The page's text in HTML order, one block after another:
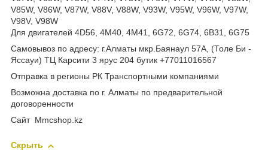
V85W, V86W, V87W, V88V, V88W, V93W, V95W, V96W, V97W,
V98V, V98W
Для двигателей 4D56, 4M40, 4M41, 6G72, 6G74, 6B31, 6G75
Самовывоз по адресу: г.Алматы мкр.Баянаул 57А, (Толе Би -
Яссауи) ТЦ Карсити 3 ярус 204 бутик +77011016567
Отправка в регионы РК Транспортными компаниями
Возможна доставка по г. Алматы по предварительной
договоренности
Cайт Mmcshop.kz
Скрыть